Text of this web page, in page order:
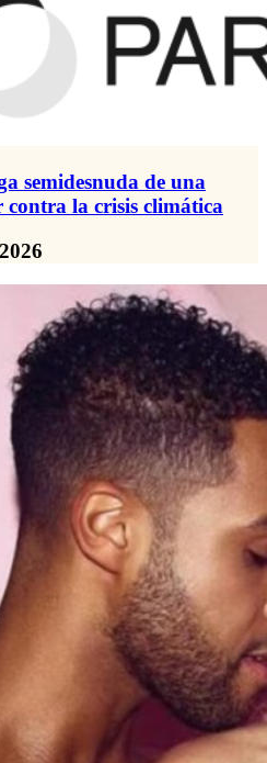
semidesnuda de una
la crisis climática